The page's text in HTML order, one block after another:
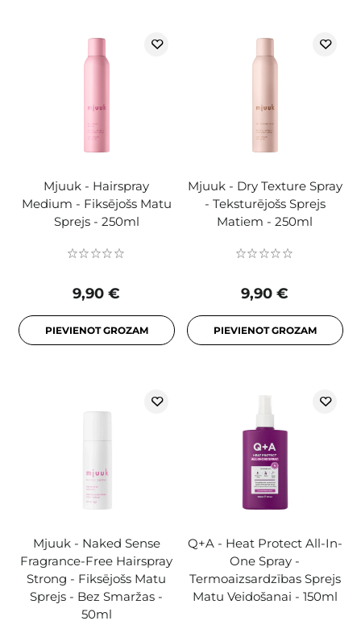
Mjuuk - Hairspray
Medium - Fiksējošs Matu
Sprejs - 250ml
9,90 €
PIEVIENOT GROZAM
Mjuuk - Dry Texture Spray
- Teksturējošs Sprejs
Matiem - 250ml
9,90 €
PIEVIENOT GROZAM
Mjuuk - Naked Sense
Fragrance-Free Hairspray
Strong - Fiksējošs Matu
Sprejs - Bez Smaržas -
50ml
Q+A - Heat Protect All-In-
One Spray -
Termoaizsardzības Sprejs
Matu Veidošanai - 150ml